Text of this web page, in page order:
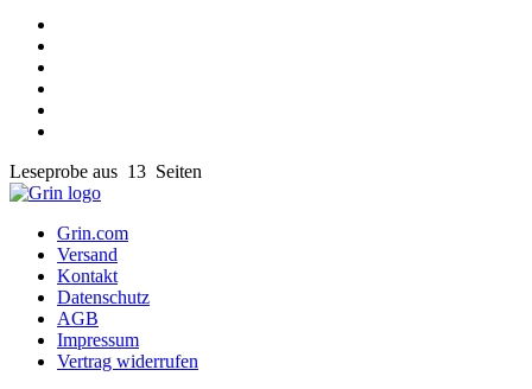
Leseprobe aus 13 Seiten
Grin.com
Versand
Kontakt
Datenschutz
AGB
Impressum
Vertrag widerrufen